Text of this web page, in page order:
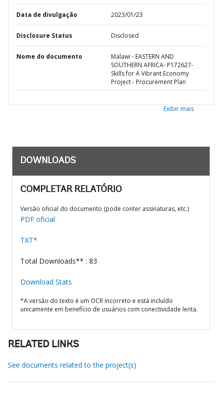
Data de divulgação 2023/01/23
Disclosure Status Disclosed
Nome do documento
Malawi - EASTERN AND
SOUTHERN AFRICA- P172627-
Skills for A Vibrant Economy
Project - Procurement Plan
Exibir mais
DOWNLOADS
COMPLETAR RELATÓRIO
Versão oficial do documento (pode conter assinaturas, etc.)
PDF oficial
TXT*
Total Downloads** : 83
Download Stats
*A versão do texto é um OCR incorreto e está incluído
unicamente em benefício de usuários com conectividade lenta.
RELATED LINKS
See documents related to the project(s)